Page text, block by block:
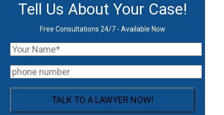
Tell Us About Your Case!
Free Consultations 24/7 - Available Now
TALK TO A LAWYER NOW!